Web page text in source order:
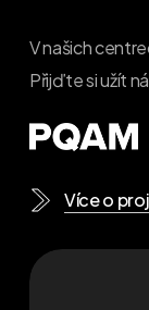
V našich
Přijďte si užít
Více o